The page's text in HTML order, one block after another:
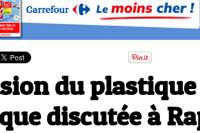
du plastique
discutée à